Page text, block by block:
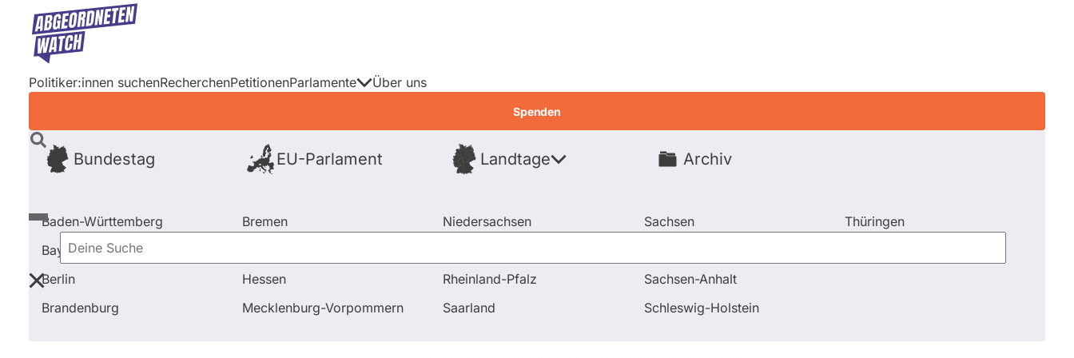
Direkt
Inhalt
Politiker:innen suchenRecherchenPetitionenParlamente
Bundestag EU-Parlament Landtage
Baden-Württemberg
Bayern
Berlin
Brandenburg
Bremen
Hessen
Mecklenburg-Vorpommern
Niedersachsen
Rheinland-Pfalz
Saarland
Sachsen
Sachsen-Anhalt
Schleswig-Holstein
Thüringen
Archiv
Über uns
Spenden
Deine
Suche
Startseite Frage stellen Roland Ulbrich Fragen und Antworten